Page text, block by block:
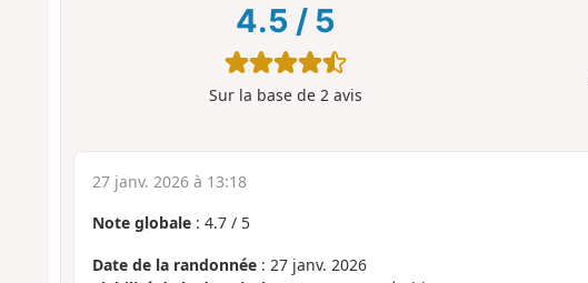
4.5 / 5
Sur la base de 2avis
27 janv. 2026 à 13:18
Note globale: 4.7/ 5
Date de la randonnée: 27 janv. 2026